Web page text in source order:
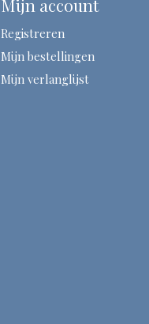
Mijn account
Registreren
Mijn bestellingen
Mijn verlanglijst